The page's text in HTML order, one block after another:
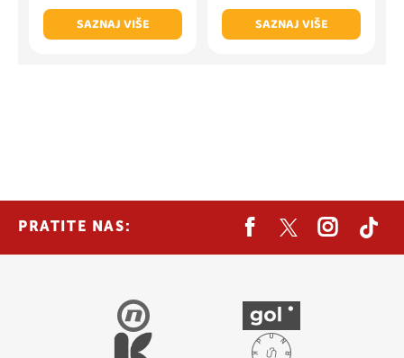
SAZNAJ VIŠE
SAZNAJ VIŠE
PRATITE NAS: